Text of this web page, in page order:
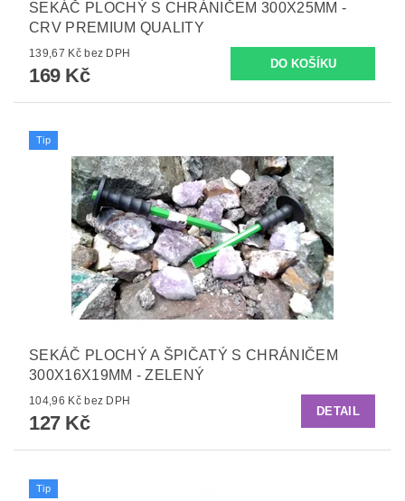
SEKÁČ PLOCHÝ S CHRÁNIČEM 300X25MM -
CRV PREMIUM QUALITY
139,67 Kč bez DPH
169 Kč
Tip
SEKÁČ PLOCHÝ A ŠPIČATÝ S CHRÁNIČEM
300X16X19MM - ZELENÝ
104,96 Kč bez DPH
127 Kč
DETAIL
Tip